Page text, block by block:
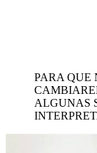
PARA QUE
ALGUNAS